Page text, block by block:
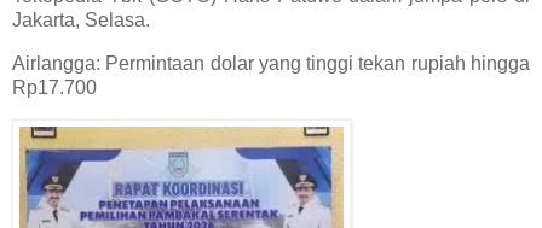
Jakarta, Selasa.
Airlangga: Permintaan dolar yang tinggi tekan rupiah hingga
Rp17.700